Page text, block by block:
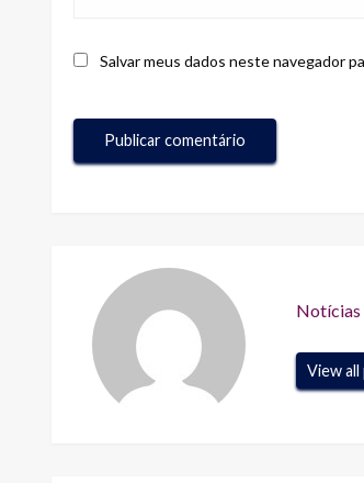
Salvar meus dados neste navegador
Notícias
View